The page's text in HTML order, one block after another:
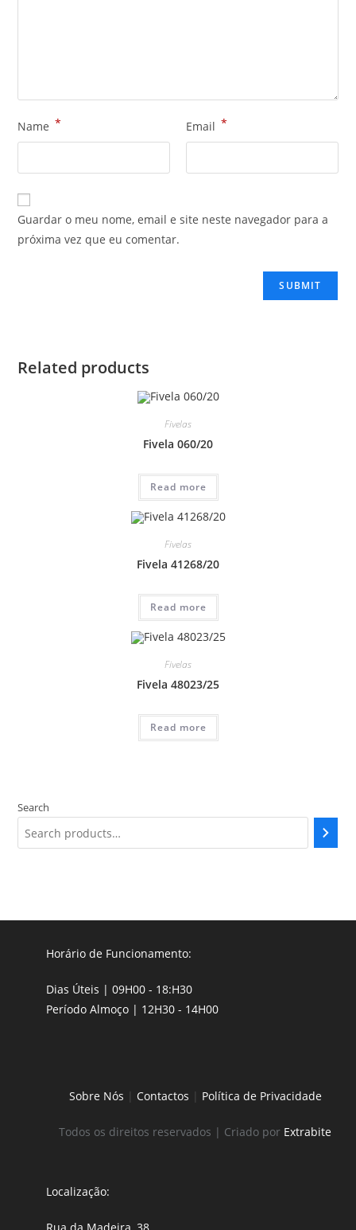
Name * Email *
Guardar o meu nome, email e site neste navegador para a
próxima vez que eu comentar.
Related products
Fivelas
Fivela 060/20
Read more
Fivelas
Fivela 41268/20
Read more
Fivelas
Fivela 48023/25
Read more
Search
Horário de Funcionamento:
Dias Úteis | 09H00 - 18:H30
Período Almoço | 12H30 - 14H00
Sobre Nós | Contactos | Política de Privacidade
Todos os direitos reservados | Criado por Extrabite
Localização: